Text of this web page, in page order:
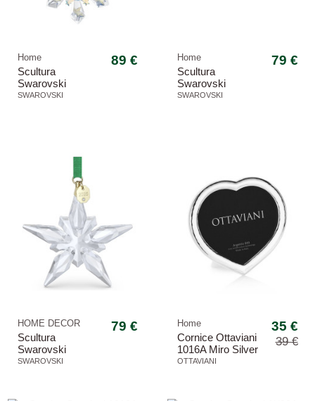
Home
Scultura
Swarovski
5684505 Fiocco di
SWAROVSKI
89 € Home
Scultura
Swarovski
5701281 Idyllia
SWAROVSKI
79 €
HOME DECOR
Scultura
Swarovski
5691172 Stella
SWAROVSKI
79 € Home
Cornice Ottaviani
1016A Miro Silver
portafoto cuore
OTTAVIANI
35 €
39 €